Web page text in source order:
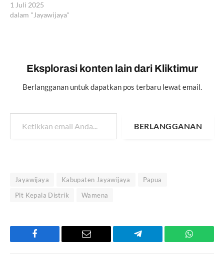
1 Juli 2025
dalam "Jayawijaya"
Eksplorasi konten lain dari Kliktimur
Berlangganan untuk dapatkan pos terbaru lewat email.
Ketikkan email Anda...
BERLANGGANAN
Jayawijaya Kabupaten Jayawijaya
Papua
Plt Kepala Distrik
Wamena
Facebook Email Telegram